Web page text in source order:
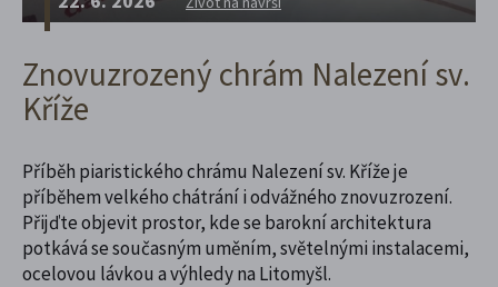
Znovuzrozený chrám Nalezení sv.
Kříže
Příběh piaristického chrámu Nalezení sv. Kříže je
příběhem velkého chátrání i odvážného znovuzrození.
Přijďte objevit prostor, kde se barokní architektura
potkává se současným uměním, světelnými instalacemi,
ocelovou lávkou a výhledy na Litomyšl.